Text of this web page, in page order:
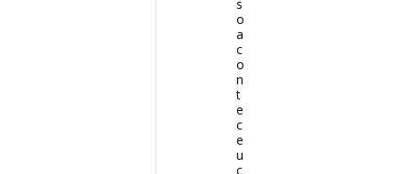
s
o
a
c
o
n
t
e
c
e
u
c